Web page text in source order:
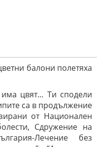
балони полетяха
цвят... Ти сподели
са в продължение
от Национален
Сдружение на
Лечение без